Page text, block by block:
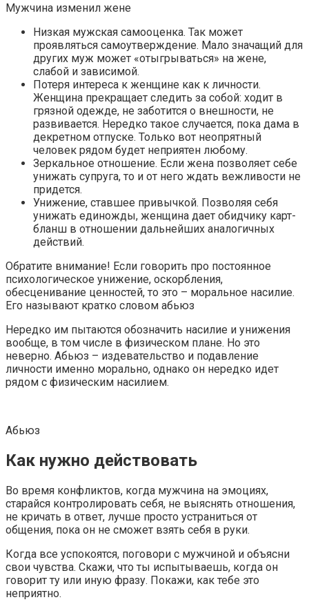
Мужчина изменил жене
Низкая мужская самооценка. Так может
проявляться самоутверждение. Мало значащий для
других муж может «отыгрываться» на жене,
слабой и зависимой.
Потеря интереса к женщине как к личности.
Женщина прекращает следить за собой: ходит в
грязной одежде, не заботится о внешности, не
развивается. Нередко такое случается, пока дама в
декретном отпуске. Только вот неопрятный
человек рядом будет неприятен любому.
Зеркальное отношение. Если жена позволяет себе
унижать супруга, то и от него ждать вежливости не
придется.
Унижение, ставшее привычкой. Позволяя себя
унижать единожды, женщина дает обидчику карт-
бланш в отношении дальнейших аналогичных
действий.
Обратите внимание! Если говорить про постоянное
психологическое унижение, оскорбления,
обесценивание ценностей, то это – моральное насилие.
Его называют кратко словом абьюз
Нередко им пытаются обозначить насилие и унижения
вообще, в том числе в физическом плане. Но это
неверно. Абьюз – издевательство и подавление
личности именно морально, однако он нередко идет
рядом с физическим насилием.
Абьюз
Как нужно действовать
Во время конфликтов, когда мужчина на эмоциях,
старайся контролировать себя, не выяснять отношения,
не кричать в ответ, лучше просто устраниться от
общения, пока он не сможет взять себя в руки.
Когда все успокоятся, поговори с мужчиной и объясни
свои чувства. Скажи, что ты испытываешь, когда он
говорит ту или иную фразу. Покажи, как тебе это
неприятно.